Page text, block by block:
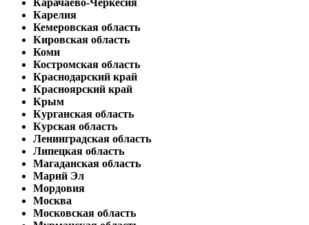
Карачаево-Черкесия
Карелия
Кемеровская область
Кировская область
Коми
Костромская область
Краснодарский край
Красноярский край
Крым
Курганская область
Курская область
Ленинградская область
Липецкая область
Магаданская область
Марий Эл
Мордовия
Москва
Московская область